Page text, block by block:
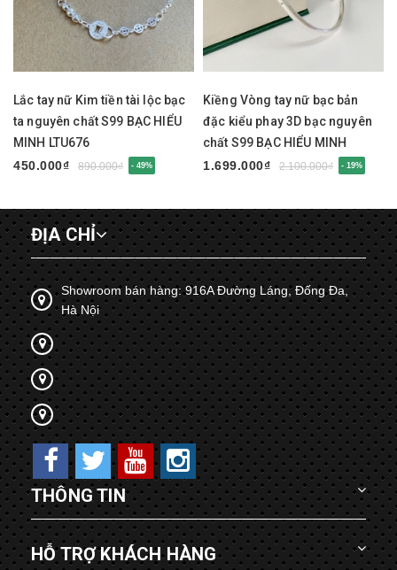
Lắc tay nữ Kim tiền tài lộc bạc
ta nguyên chất S99 BẠC HIỂU
MINH LTU676
450.000₫
890.000₫ - 49%
Kiềng Vòng tay nữ bạc bản
đặc kiểu phay 3D bạc nguyên
chất S99 BẠC HIỂU MINH
LTU675
1.699.000₫ 2.100.000₫ - 19%
ĐỊA CHỈ
Showroom bán hàng: 916A Đường Láng, Đống Đa,
Hà Nội
THÔNG TIN
HỖ TRỢ KHÁCH HÀNG